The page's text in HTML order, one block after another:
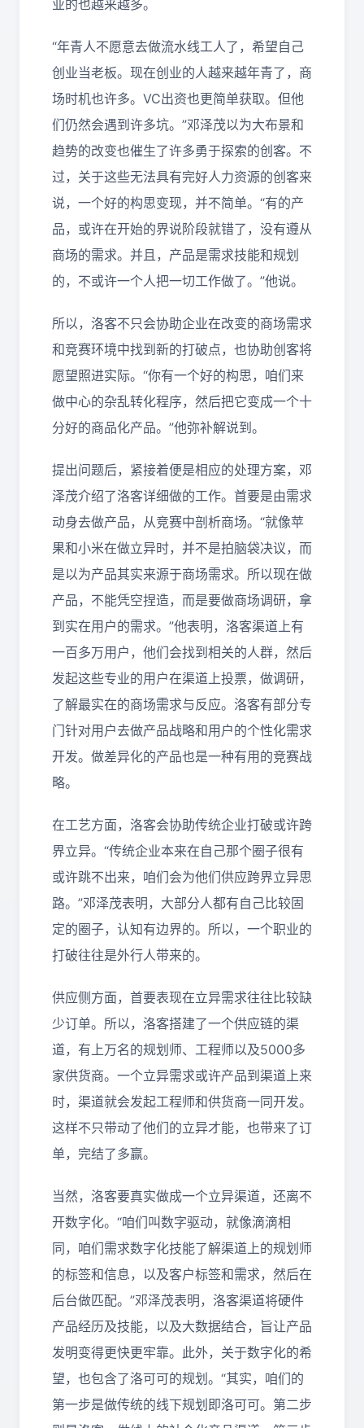
业的也越来越多。
“年青人不愿意去做流水线工人了，希望自己
创业当老板。现在创业的人越来越年青了，商
场时机也许多。VC出资也更简单获取。但他
们仍然会遇到许多坑。”邓泽茂以为大布景和
趋势的改变也催生了许多勇于探索的创客。不
过，关于这些无法具有完好人力资源的创客来
说，一个好的构思变现，并不简单。“有的产
品，或许在开始的界说阶段就错了，没有遵从
商场的需求。并且，产品是需求技能和规划
的，不或许一个人把一切工作做了。”他说。
所以，洛客不只会协助企业在改变的商场需求
和竞赛环境中找到新的打破点，也协助创客将
愿望照进实际。“你有一个好的构思，咱们来
做中心的杂乱转化程序，然后把它变成一个十
分好的商品化产品。”他弥补解说到。
提出问题后，紧接着便是相应的处理方案，邓
泽茂介绍了洛客详细做的工作。首要是由需求
动身去做产品，从竞赛中剖析商场。“就像苹
果和小米在做立异时，并不是拍脑袋决议，而
是以为产品其实来源于商场需求。所以现在做
产品，不能凭空捏造，而是要做商场调研，拿
到实在用户的需求。”他表明，洛客渠道上有
一百多万用户，他们会找到相关的人群，然后
发起这些专业的用户在渠道上投票，做调研，
了解最实在的商场需求与反应。洛客有部分专
门针对用户去做产品战略和用户的个性化需求
开发。做差异化的产品也是一种有用的竞赛战
略。
在工艺方面，洛客会协助传统企业打破或许跨
界立异。“传统企业本来在自己那个圈子很有
或许跳不出来，咱们会为他们供应跨界立异思
路。”邓泽茂表明，大部分人都有自己比较固
定的圈子，认知有边界的。所以，一个职业的
打破往往是外行人带来的。
供应侧方面，首要表现在立异需求往往比较缺
少订单。所以，洛客搭建了一个供应链的渠
道，有上万名的规划师、工程师以及5000多
家供货商。一个立异需求或许产品到渠道上来
时，渠道就会发起工程师和供货商一同开发。
这样不只带动了他们的立异才能，也带来了订
单，完结了多赢。
当然，洛客要真实做成一个立异渠道，还离不
开数字化。“咱们叫数字驱动，就像滴滴相
同，咱们需求数字化技能了解渠道上的规划师
的标签和信息，以及客户标签和需求，然后在
后台做匹配。”邓泽茂表明，洛客渠道将硬件
产品经历及技能，以及大数据结合，旨让产品
发明变得更快更牢靠。此外，关于数字化的希
望，也包含了洛可可的规划。“其实，咱们的
第一步是做传统的线下规划即洛可可。第二步